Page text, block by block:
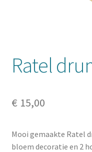
Ratel
€ 15,00
Mooi gemaakte Ratel
bloem decoratie en 2